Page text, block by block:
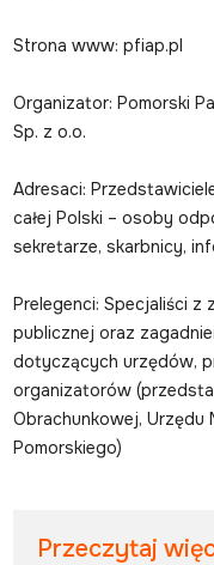
Strona www: pfiap.pl
Organizator: Pomorski
Sp. z o.o.
Adresaci:
całej Polski – osoby
sekretarze, skarbnicy,
Prelegenci: Specjaliści z
publicznej oraz
dotyczących urzędów,
organizatorów
Obrachunkowej, Urzędu
Pomorskiego)
Przeczytaj